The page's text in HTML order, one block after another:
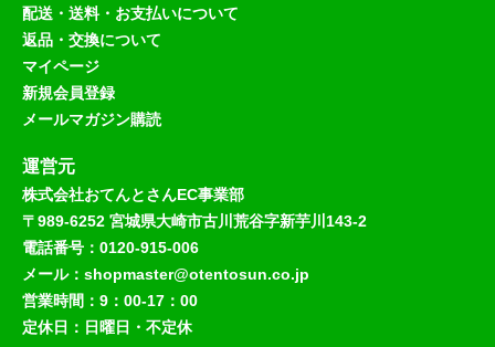
配送・送料・お支払いについて
返品・交換について
マイページ
新規会員登録
メールマガジン購読
運営元
株式会社おてんとさんEC事業部
〒989-6252 宮城県大崎市古川荒谷字新芋川143-2
電話番号：0120-915-006
メール：shopmaster@otentosun.co.jp
営業時間：9：00-17：00
定休日：日曜日・不定休